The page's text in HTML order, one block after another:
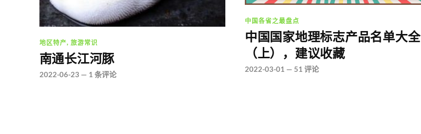
地区特产, 旅游常识
南通长江河豚
2022-06-23 — 1 条评论
中国各省之最盘点
中国国家地理标志产品名单大全
（上），建议收藏
2022-03-01 — 51 评论